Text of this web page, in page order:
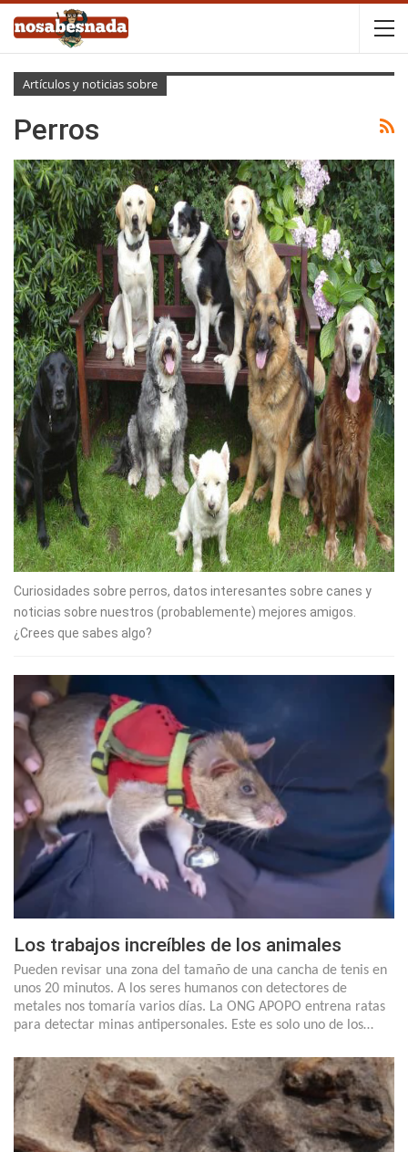
Artículos y noticias sobre
Perros
Curiosidades sobre perros, datos interesantes sobre canes y
noticias sobre nuestros (probablemente) mejores amigos.
¿Crees que sabes algo?
Los trabajos increíbles de los animales
Pueden revisar una zona del tamaño de una cancha de tenis en
unos 20 minutos. A los seres humanos con detectores de
metales nos tomaría varios días. La ONG APOPO entrena ratas
para detectar minas antipersonales. Este es solo uno de los…